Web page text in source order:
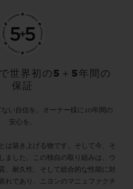
世界初の5＋5年間の
保証
い自信を。オーナー様に10年間の
安心を。
は築き上げる物です。そして今、そ
ました。この独自の取り組みは、ウ
、耐久性、そして総合的な性能に対
れであり、ニヨンのマニュファクチ